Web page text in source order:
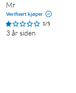
Mr
Verifisert kjøper
1/5
3 år siden